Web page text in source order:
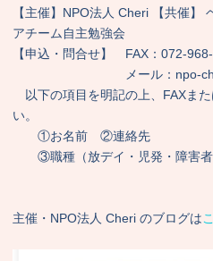
【主催】NPO法人 Cheri 【共催】
アチーム自主勉強会
【申込・問合せ】 FAX：072-
メール：npo-
以下の項目を明記の上、FAXま
い。
①お名前 ②連絡先
③職種（放デイ・児発・障害者
主催・NPO法人 Cheri のブログは